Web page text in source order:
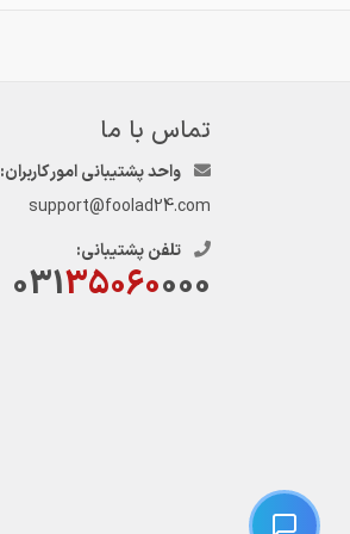
تماس با ما
واحد پشتیبانی امور کاربران:
support@foolad24.com
تلفن پشتیبانی:
03135060000